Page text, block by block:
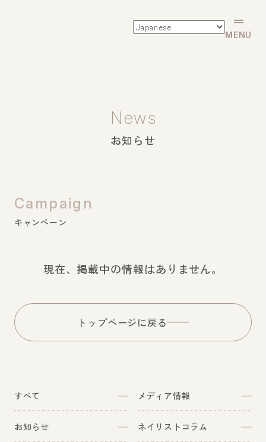
MENU
CLOSE
サロンワークマスターコース
無料相談・資料請求
スクールについて コース・料金
News
お知らせ
Campaign
キャンペーン
現在、掲載中の情報はありません。
トップページに戻る
すべて メディア情報
お知らせ ネイリストコラム